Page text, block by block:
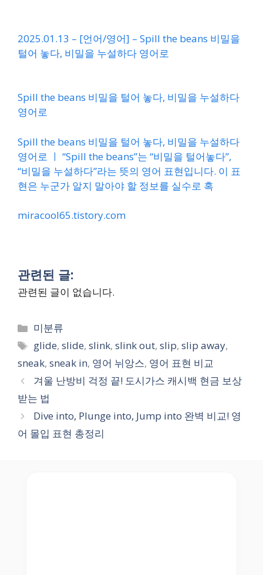
2025.01.13 – [언어/영어] – Spill the beans 비밀을
털어 놓다, 비밀을 누설하다 영어로
Spill the beans 비밀을 털어 놓다, 비밀을 누설하다
영어로
Spill the beans 비밀을 털어 놓다, 비밀을 누설하다
영어로 ㅣ “Spill the beans”는 “비밀을 털어놓다”,
“비밀을 누설하다”라는 뜻의 영어 표현입니다. 이 표
현은 누군가 알지 말아야 할 정보를 실수로 혹
miracool65.tistory.com
관련된 글:
관련된 글이 없습니다.
Categories
미분류
Tags
glide,slide,slink,slink out,slip,slip away,
sneak, sneak in, 영어 뉘앙스, 영어 표현 비교
겨울 난방비 걱정 끝! 도시가스 캐시백 현금 보상
받는 법
Dive into, Plunge into, Jump into 완벽 비교! 영
어 몰입 표현 총정리